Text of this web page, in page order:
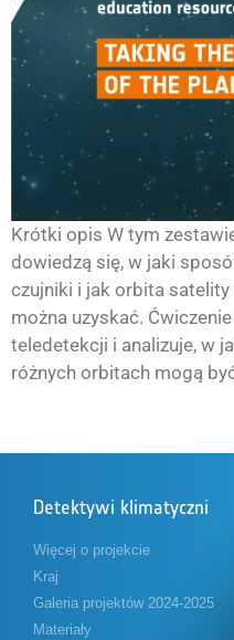
Krótki opis W tym
dowiedzą się, w jaki
czujniki i jak orbita satelity
można uzyskać.
teledetekcji i analizuje, w
różnych orbitach mogą
Detektywi klimatyczni
Więcej o projekcie
Kraj
Galeria projektów 2024-2025
Materiały